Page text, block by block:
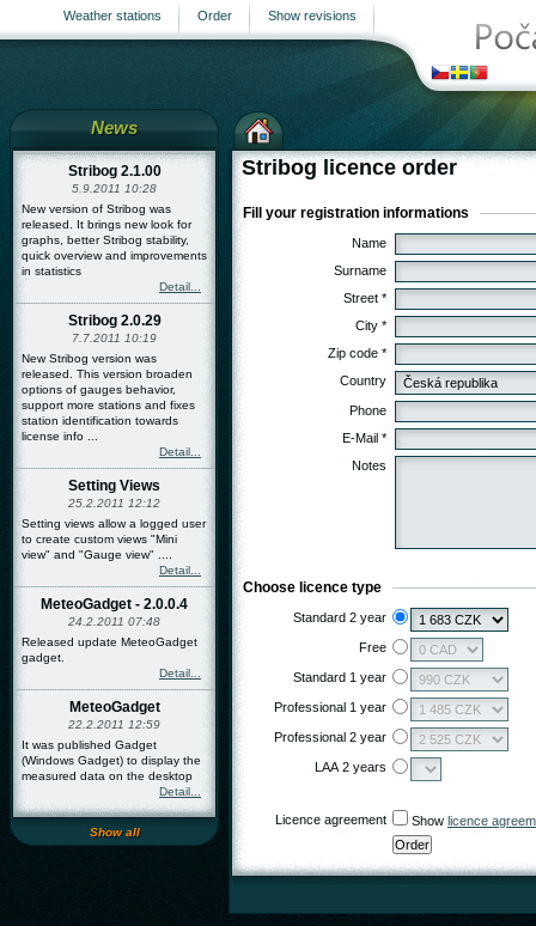
Show revisions
Order
Weather stations
News
Stribog 2.1.00
5.9.2011 10:28
New version of Stribog was
released. It brings new look for
graphs, better Stribog stability,
quick overview and improvements
in statistics
Detail...
Stribog 2.0.29
7.7.2011 10:19
New Stribog version was
released. This version broaden
options of gauges behavior,
support more stations and fixes
station identification towards
license info ...
Detail...
Setting Views
25.2.2011 12:12
Setting views allow a logged user
to create custom views "Mini
view" and "Gauge view" ....
Detail...
MeteoGadget - 2.0.0.4
24.2.2011 07:48
Released update MeteoGadget
gadget.
Detail...
MeteoGadget
22.2.2011 12:59
It was published Gadget
(Windows Gadget) to display the
measured data on the desktop
Detail...
Show all
Stribog licence order
Fill your registration informations
Name
Surname
Street *
City *
Zip code *
Country
Phone
E-Mail *
Notes
Choose licence type
Standard 2 year
Free
Standard 1 year
Professional 1 year
Professional 2 year
LAA 2 years
Licence agreement Show licence